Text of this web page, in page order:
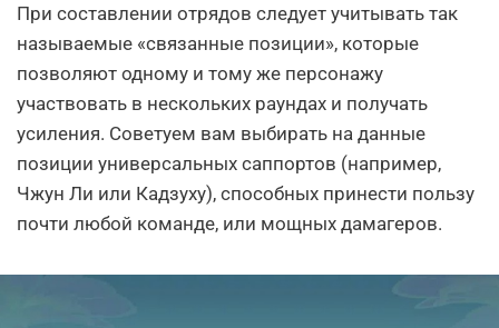
При составлении отрядов следует учитывать так
называемые «связанные позиции», которые
позволяют одному и тому же персонажу
участвовать в нескольких раундах и получать
усиления. Советуем вам выбирать на данные
позиции универсальных саппортов (например,
Чжун Ли или Кадзуху), способных принести пользу
почти любой команде, или мощных дамагеров.